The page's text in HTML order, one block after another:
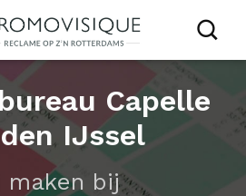
ROTTERDAM Capelle
IJssel
maken bij